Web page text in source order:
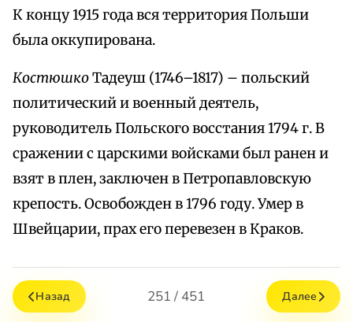
К концу 1915 года вся территория Польши
была оккупирована.
КостюшкоТадеуш (1746–1817) – польский
политический и военный деятель,
руководитель Польского восстания 1794 г. В
сражении с царскими войсками был ранен и
взят в плен, заключен в Петропавловскую
крепость. Освобожден в 1796 году. Умер в
Швейцарии, прах его перевезен в Краков.
Назад 251 / 451 Далее